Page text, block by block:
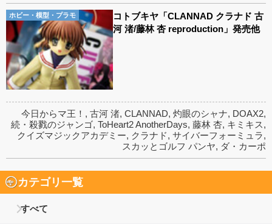
ホビー・模型・プラモ
コトブキヤ「CLANNAD クラナド 古
河 渚/藤林 杏 reproduction」発売他
今日からマ王！ , 古河 渚, CLANNAD, 灼眼のシャナ, DOAX2,
続・殺戮のジャンゴ, ToHeart2 AnotherDays, 藤林 杏, キミキス,
クイズマジックアカデミー, クラナド, サイバーフォーミュラ,
スカッとゴルフ パンヤ, ダ・カーポ
カテゴリ一覧
すべて